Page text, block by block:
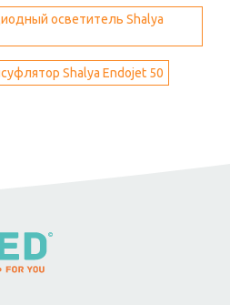
осветитель Shalya
Shalya Endojet 50